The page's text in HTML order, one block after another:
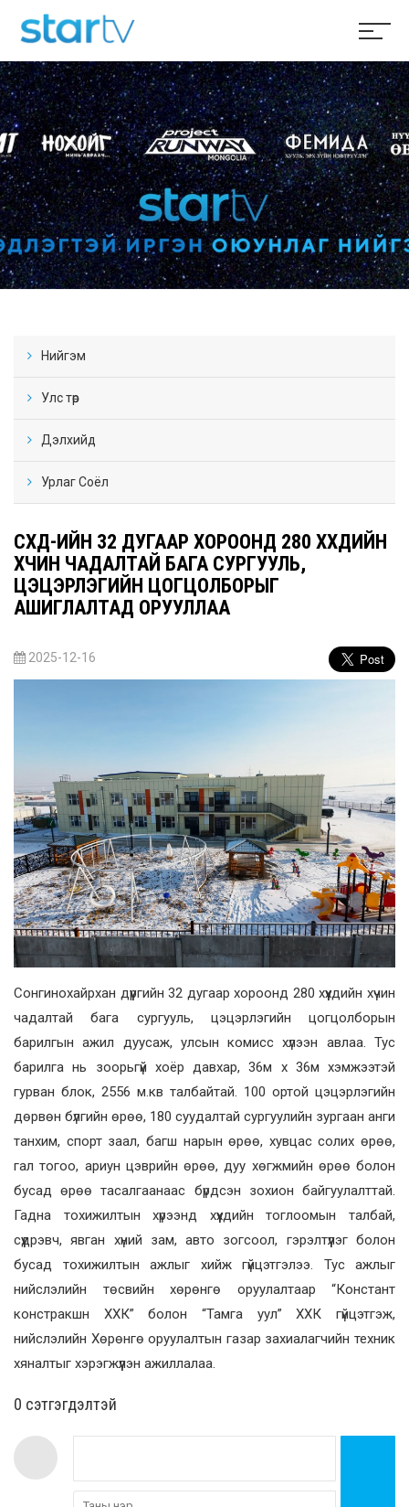
Нийгэм
Улс төр
Дэлхийд
Урлаг Соёл
СХД-ИЙН 32 ДУГААР ХОРООНД 280 ХҮҮХДИЙН
ХҮЧИН ЧАДАЛТАЙ БАГА СУРГУУЛЬ,
ЦЭЦЭРЛЭГИЙН ЦОГЦОЛБОРЫГ
АШИГЛАЛТАД ОРУУЛЛАА
2025-12-16
Сонгинохайрхан дүүргийн 32 дугаар хороонд 280 хүүхдийн хүчин
чадалтай бага сургууль, цэцэрлэгийн цогцолборын
барилгын ажил дуусаж, улсын комисс хүлээн авлаа. Тус
барилга нь зоорьгүй хоёр давхар, 36м х 36м хэмжээтэй
гурван блок, 2556 м.кв талбайтай. 100 ортой цэцэрлэгийн
дөрвөн бүлгийн өрөө, 180 суудалтай сургуулийн зургаан анги
танхим, спорт заал, багш нарын өрөө, хувцас солих өрөө,
гал тогоо, ариун цэврийн өрөө, дуу хөгжмийн өрөө болон
бусад өрөө тасалгаанаас бүрдсэн зохион байгуулалттай.
Гадна тохижилтын хүрээнд хүүхдийн тоглоомын талбай,
сүүдрэвч, явган хүний зам, авто зогсоол, гэрэлтүүлэг болон
бусад тохижилтын ажлыг хийж гүйцэтгэлээ. Тус ажлыг
нийслэлийн төсвийн хөрөнгө оруулалтаар “Констант
констракшн ХХК” болон “Тамга уул” ХХК гүйцэтгэж,
нийслэлийн Хөрөнгө оруулалтын газар захиалагчийн техник
хяналтыг хэрэгжүүлэн ажиллалаа.
0 cэтгэгдэлтэй